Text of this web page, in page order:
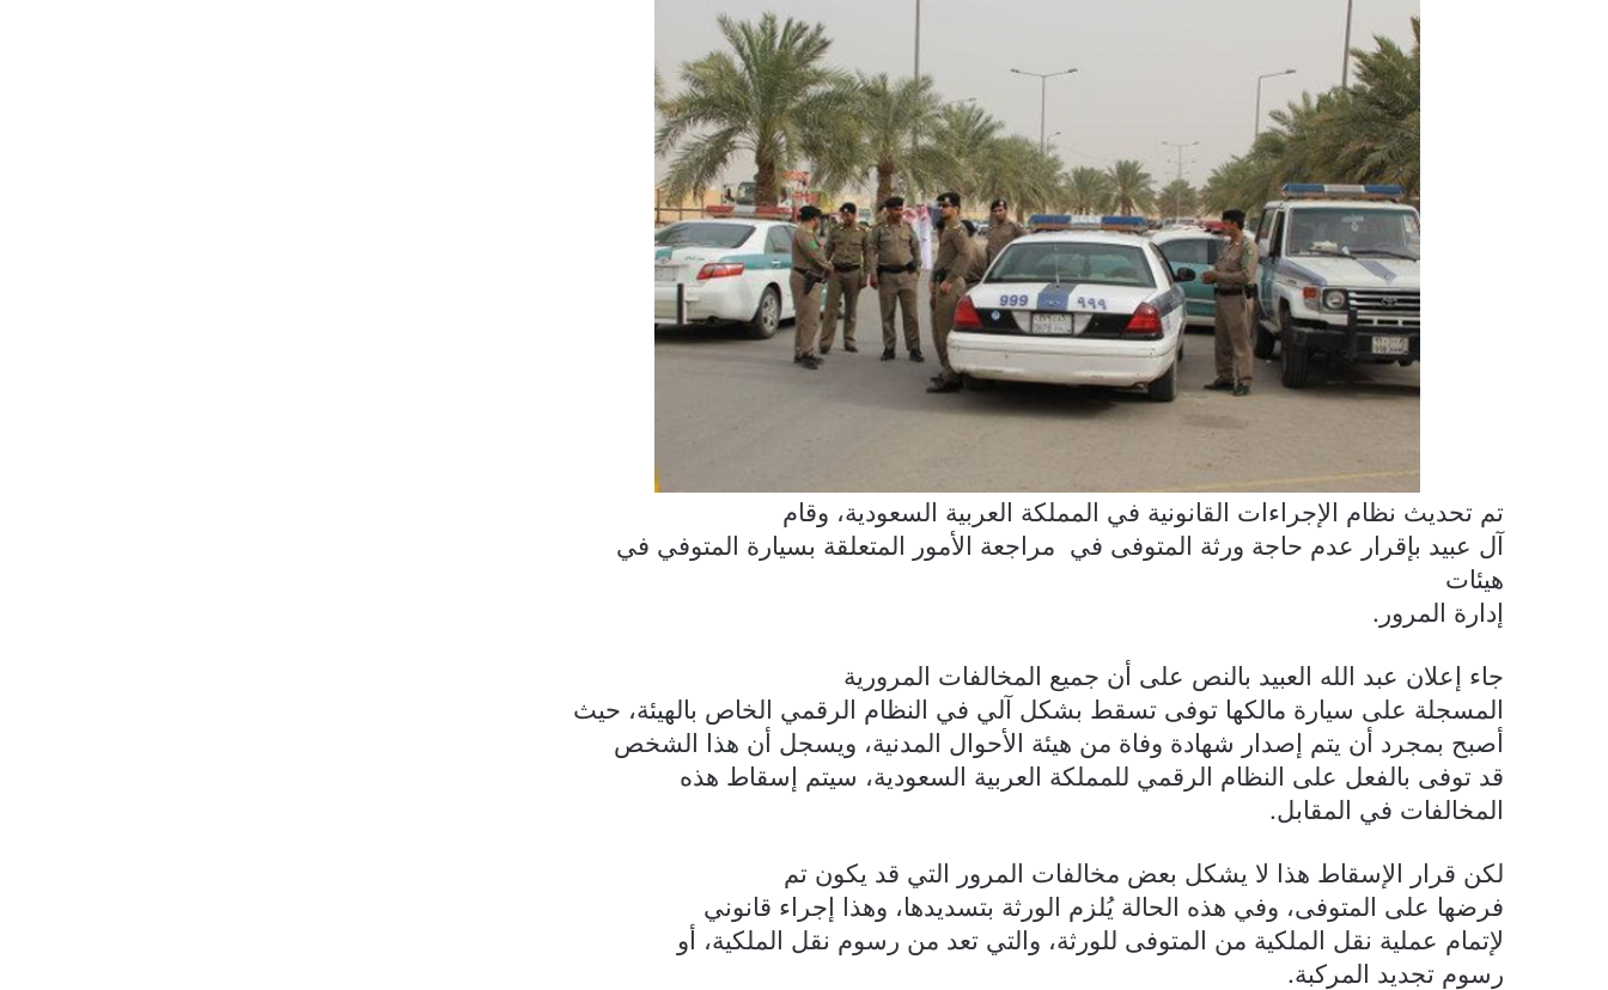
تم تحديث نظام الإجراءات القانونية في المملكة العربية السعودية، وقام
آل عبيد بإقرار عدم حاجة ورثة المتوفى في مراجعة الأمور المتعلقة بسيارة المتوفي في
هيئات
إدارة المرور.
جاء إعلان عبد الله العبيد بالنص على أن جميع المخالفات المرورية
المسجلة على سيارة مالكها توفى تسقط بشكل آلي في النظام الرقمي الخاص بالهيئة، حيث
أصبح بمجرد أن يتم إصدار شهادة وفاة من هيئة الأحوال المدنية، ويسجل أن هذا الشخص
قد توفى بالفعل على النظام الرقمي للمملكة العربية السعودية، سيتم إسقاط هذه
المخالفات في المقابل.
لكن قرار الإسقاط هذا لا يشكل بعض مخالفات المرور التي قد يكون تم
فرضها على المتوفى، وفي هذه الحالة يُلزم الورثة بتسديدها، وهذا إجراء قانوني
لإتمام عملية نقل الملكية من المتوفى للورثة، والتي تعد من رسوم نقل الملكية، أو
رسوم تجديد المركبة.